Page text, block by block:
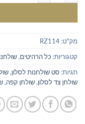
מק"ט: RZ114
קטגוריות: כל הרהיטים,
תגיות: סט שולחנות לסלון,
שולחן צד לסלון,שולחן קפה,